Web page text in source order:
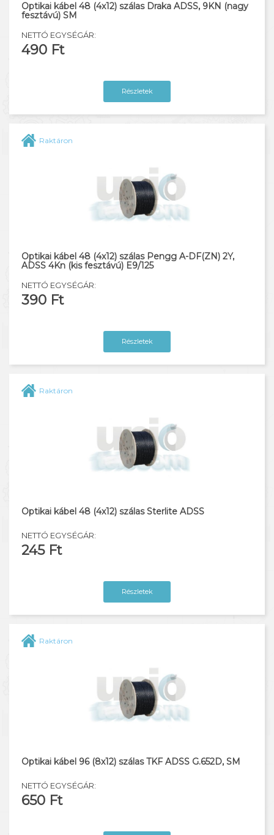
Optikai kábel 48 (4x12) szálas Draka ADSS, 9KN (nagy
fesztávú) SM
NETTÓ EGYSÉGÁR:
490 Ft
Részletek
Raktáron
Optikai kábel 48 (4x12) szálas Pengg A-DF(ZN) 2Y,
ADSS 4Kn (kis fesztávú) E9/125
NETTÓ EGYSÉGÁR:
390 Ft
Részletek
Raktáron
Optikai kábel 48 (4x12) szálas Sterlite ADSS
NETTÓ EGYSÉGÁR:
245 Ft
Részletek
Raktáron
Optikai kábel 96 (8x12) szálas TKF ADSS G.652D, SM
NETTÓ EGYSÉGÁR:
650 Ft